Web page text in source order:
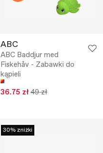
ABC
ABC Baddjur med
Fiskehåv - Zabawki do
kąpieli
36.75 zł 49 zł
30% zniżki